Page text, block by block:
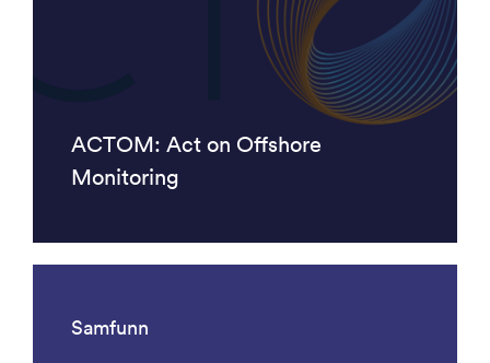
ACTOM: Act on Offshore
Monitoring
Samfunn